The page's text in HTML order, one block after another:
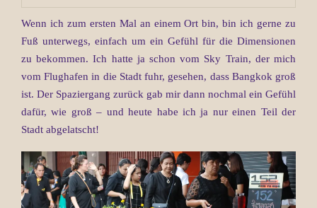
Wenn ich zum ersten Mal an einem Ort bin, bin ich gerne zu
Fuß unterwegs, einfach um ein Gefühl für die Dimensionen
zu bekommen. Ich hatte ja schon vom Sky Train, der mich
vom Flughafen in die Stadt fuhr, gesehen, dass Bangkok groß
ist. Der Spaziergang zurück gab mir dann nochmal ein Gefühl
dafür, wie groß – und heute habe ich ja nur einen Teil der
Stadt abgelatscht!